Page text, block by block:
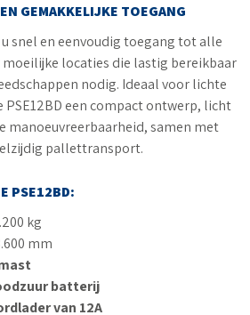
GEMAKKELIJKE TOEGANG
u snel en eenvoudig toegang tot alle
locaties die lastig bereikbaar
nodig. Ideaal voor lichte
een compact ontwerp, licht
manoeuvreerbaarheid, samen met
pallettransport.
PSE12BD:
kg
mm
batterij
van 12A